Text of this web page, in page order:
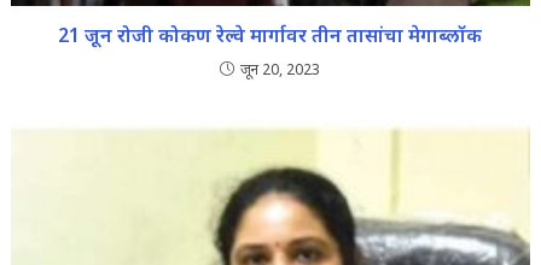
21 जून रोजी कोकण रेल्वे मार्गावर तीन तासांचा मेगाब्लॉक
जून 20, 2023